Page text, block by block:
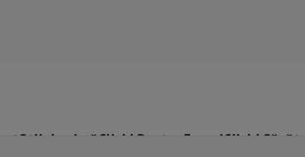
Stil de viațăClick! Pentru FemeiClick!